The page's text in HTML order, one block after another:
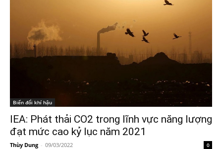
Biến đổi khí hậu
IEA: Phát thải CO2 trong lĩnh vực năng lượng
đạt mức cao kỷ lục năm 2021
Thùy Dung - 09/03/2022 0